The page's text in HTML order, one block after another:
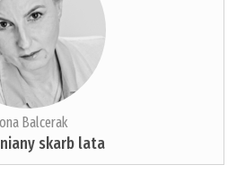
Balcerak
skarb lata